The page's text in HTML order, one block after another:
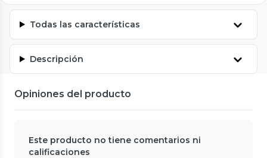
Todas las características
Descripción
Opiniones del producto
Este producto no tiene comentarios ni
calificaciones